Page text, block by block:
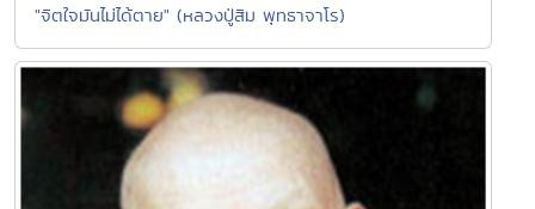
"จิตใจมันไม่ได้ตาย" (หลวงปู่สิม พุทธาจาโร)